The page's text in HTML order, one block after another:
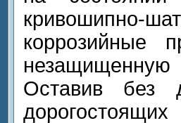
кривошипно-
коррозийные
Оставив без